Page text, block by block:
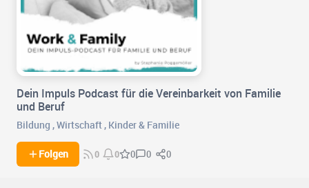
Dein Impuls Podcast für die Vereinbarkeit von Familie
und Beruf
Bildung ,Wirtschaft , Kinder & Familie
Folgen 0 0 0 0 0